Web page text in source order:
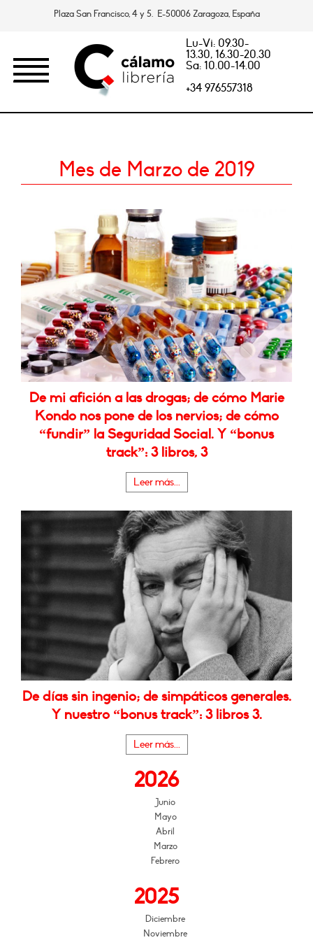
Plaza San Francisco, 4 y 5. E-50006 Zaragoza, España
Lu-Vi: 09.30-
13.30, 16.30-20.30
Sa: 10.00-14.00
+34 976557318
Mes de Marzo de 2019
De mi afición a las drogas; de cómo Marie
Kondo nos pone de los nervios; de cómo
“fundir” la Seguridad Social. Y “bonus
track”: 3 libros, 3
Leer más...
De días sin ingenio; de simpáticos generales.
Y nuestro “bonus track”: 3 libros 3.
Leer más...
2026
Junio
Mayo
Abril
Marzo
Febrero
2025
Diciembre
Noviembre